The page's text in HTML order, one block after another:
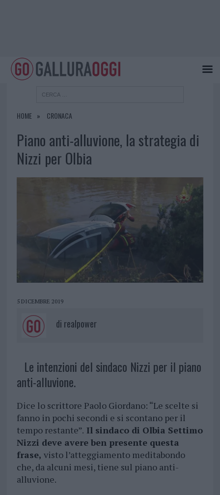
HOME CRONACA
Piano anti-alluvione, la strategia di
Nizzi per Olbia
5 DICEMBRE 2019
di realpower
Le intenzioni del sindaco Nizzi per il piano
anti-alluvione.
Dice lo scrittore Paolo Giordano: “Le scelte si
fanno in pochi secondi e si scontano per il
tempo restante”. Il sindaco di Olbia Settimo
Nizzi deve avere ben presente questa
frase, visto l’atteggiamento meditabondo
che, da alcuni mesi, tiene sul piano anti-
alluvione.